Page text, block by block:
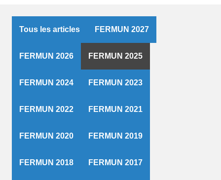
Tous les articles FERMUN 2027
FERMUN 2026 FERMUN 2025
FERMUN 2024 FERMUN 2023
FERMUN 2022 FERMUN 2021
FERMUN 2020 FERMUN 2019
FERMUN 2018 FERMUN 2017